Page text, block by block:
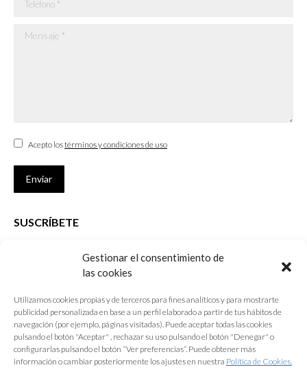
Gestionar el consentimiento de
las cookies
Utilizamos cookies propias y de terceros para fines analíticos y para mostrarte
publicidad personalizada en base a un perfil elaborado a partir de tus hábitos de
navegación (por ejemplo, páginas visitadas). Puede aceptar todas las cookies
pulsando el botón "Aceptar" , rechazar su uso pulsando el botón "Denegar" o
configurarlas pulsando el botón “Ver preferencias”. Puede obtener más
información o cambiar posteriormente los ajustes en nuestra Política de Cookies.
Mensaje *
Acepto lostérminos y condiciones de uso
Enviar
SUSCRÍBETE
que desarrolla el Colegio de Arquitectos de Cádiz
E-mail *
Acepto lostérminos y condiciones de uso